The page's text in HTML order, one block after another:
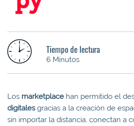
Tiempo de lectura
6 Minutos
Los marketplace han permitido el
digitalesgracias a la creación de
sin importar la distancia, conectan a